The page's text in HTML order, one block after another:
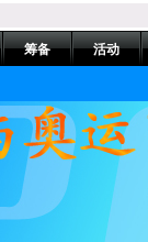
筹备 活动